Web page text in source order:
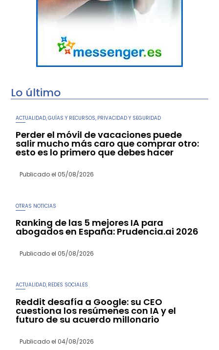
Lo último
ACTUALIDAD ,GUÍAS Y RECURSOS PRIVACIDAD Y SEGURIDAD
Perder el móvil de vacaciones puede
salir mucho más caro que comprar otro:
esto es lo primero que debes hacer
Publicado el 05/08/2026
OTRAS NOTICIAS
Ranking de las 5 mejores IA para
abogados en España: Prudencia.ai 2026
Publicado el 05/08/2026
ACTUALIDAD, REDES SOCIALES
Reddit desafía a Google: su CEO
cuestiona los resúmenes con IA y el
futuro de su acuerdo millonario
Publicado el 04/08/2026